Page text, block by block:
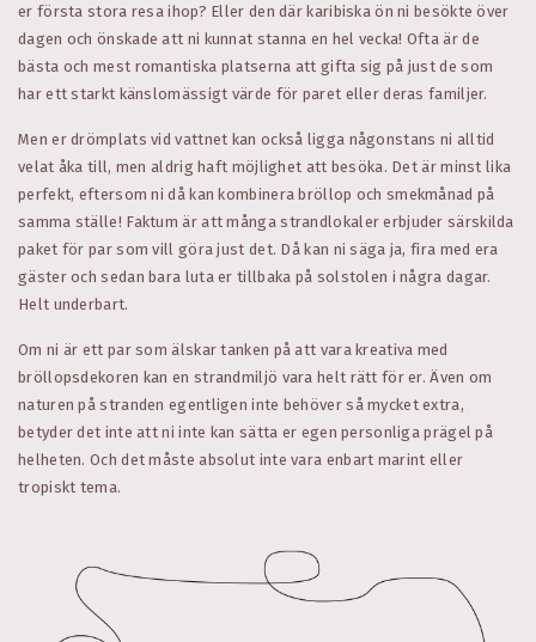
er första stora resa ihop? Eller den där karibiska ön ni besökte över
dagen och önskade att ni kunnat stanna en hel vecka! Ofta är de
bästa och mest romantiska platserna att gifta sig på just de som
har ett starkt känslomässigt värde för paret eller deras familjer.
Men er drömplats vid vattnet kan också ligga någonstans ni alltid
velat åka till, men aldrig haft möjlighet att besöka. Det är minst lika
perfekt, eftersom ni då kan kombinera bröllop och smekmånad på
samma ställe! Faktum är att många strandlokaler erbjuder särskilda
paket för par som vill göra just det. Då kan ni säga ja, fira med era
gäster och sedan bara luta er tillbaka på solstolen i några dagar.
Helt underbart.
Om ni är ett par som älskar tanken på att vara kreativa med
bröllopsdekoren kan en strandmiljö vara helt rätt för er. Även om
naturen på stranden egentligen inte behöver så mycket extra,
betyder det inte att ni inte kan sätta er egen personliga prägel på
helheten. Och det måste absolut inte vara enbart marint eller
tropiskt tema.